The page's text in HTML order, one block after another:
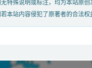
特殊说明或标注，均为本站原
本站内容侵犯了原著者的合法权